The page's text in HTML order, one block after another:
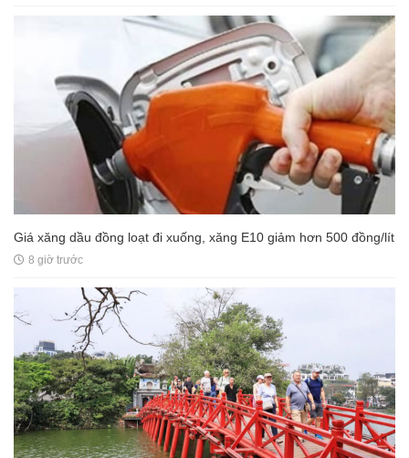
Giá xăng dầu đồng loạt đi xuống, xăng E10 giảm hơn 500 đồng/lít
8 giờ trước